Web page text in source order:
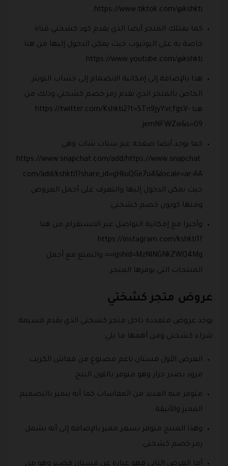
https://www.tiktok.com/@kshkti.
كما يمتلك المتجر أيضا الذي يقدم كود كشختي قناة
خاصة به على اليوتيوب حيث يمكن الدخول إليها من هنا
https://www.youtube.com/@kshkti.
هذا بالإضافة إلى إمكانية الانضمام إلى حساب التويتر
الخاص بالمتجر الذي يقدم رمز خصم كشختي وذلك من
هنا https://twitter.com/Kshkti2?t=STn9jyYvcfgsV-
jemNFWZw&s=09.
كما يوجد أيضا صفحة عبر سناب شات وهي
https://www.snapchat.com/add/https://www.snapchat.
com/add/kshkti1?share_id=gHliuQGe7u4&locale=ar-AA
حيث يمكن الدخول إليها والتعرف على أجمل العروض
ومنها كوبون خصم كشختي.
وأخيرا مع إمكانية التواصل عبر الانستقرام من هنا
https://instagram.com/kshkti1?
igshid=MzNlNGNkZWQ4Mg== والتمتع مع أجمل
المنتجات التي يوفرها المتجر.
عروض متجر كشختي
يوجد عروض متعددة داخل متجر كشختي الذي يقدم قسيمة
شراء كشختي ومن أهمها ما يلي:
العرض الأول فستان ناعم مصنوع من قماش الكريب
مزود بصدر جزار وهو متوفر باللون البيج.
متوفر منه العديد من المقاسات كما أنه يتميز بالتصميم
المميز والأنيقة.
وهذا المنتج متوفر بسعر مميز بالإضافة إلى أنه يشمل
رمز خصم كشختي.
أما العرض الثاني فهو عبارة عن فستان قصير وهو من